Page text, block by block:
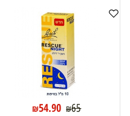
₪65
₪54.90